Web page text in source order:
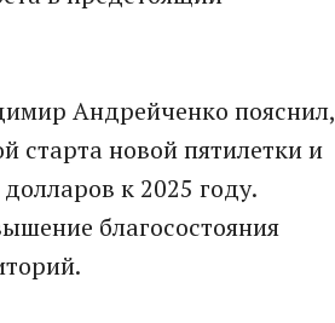
Андрейченко пояснил,
старта новой пятилетки и
к 2025 году.
благосостояния